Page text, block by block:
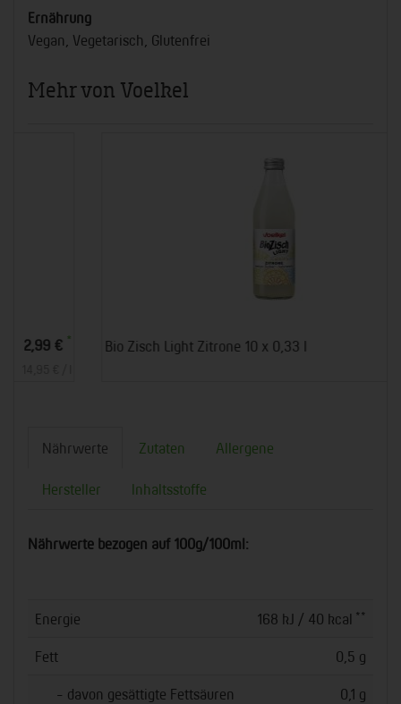
Ernährung
Vegan, Vegetarisch, Glutenfrei
Mehr von Voelkel
Bio Zisch Light Zitrone 10 x 0,33 l
Nährwerte Zutaten Allergene
Hersteller Inhaltsstoffe
Nährwerte bezogen auf 100g/100ml:
Energie 168 kJ / 40 kcal **
Fett 0,5 g
- davon gesättigte Fettsäuren 0,1 g